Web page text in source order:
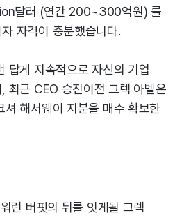
달러 (연간 200~300억원) 를
자격이 충분했습니다.
답게 지속적으로 자신의 기업
최근 CEO 승진이전 그렉 아벨은
셔 해서웨이 지분을 매수 확보한
런 버핏의 뒤를 잇게될 그렉